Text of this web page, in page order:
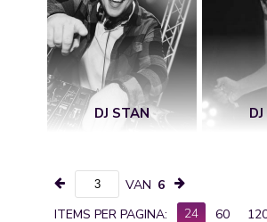
DJ STAN
VAN 6
ITEMS PER PAGINA:
24 60